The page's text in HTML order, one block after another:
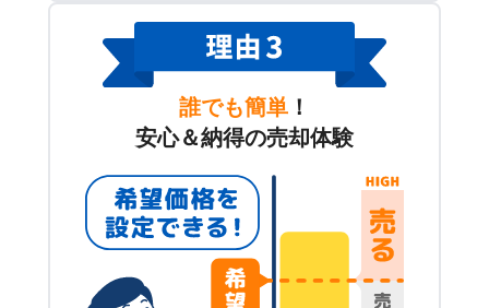
誰でも簡単 ！
安心＆納得の売却体験